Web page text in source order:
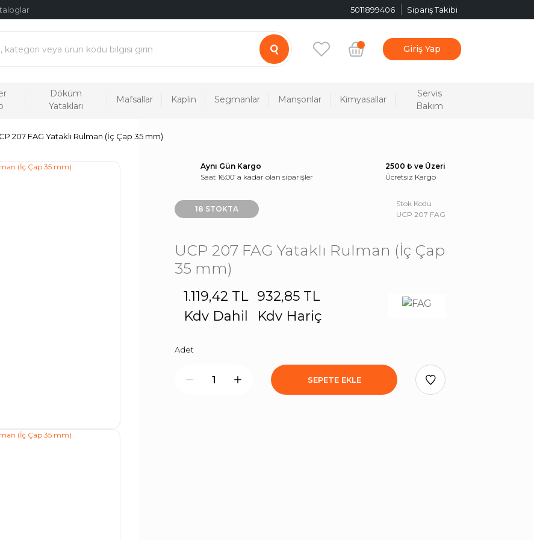
5011899406 Sipariş Takibi
Giriş Yap
Döküm
Yatakları
Mafsallar Kaplin Segmanlar Manşonlar Kimyasallar
Servis
Bakım
207 FAG Yataklı Rulman (İç Çap 35 mm)
Aynı Gün Kargo
Saat 16:00’ a kadar olan siparişler
2500 ₺ ve Üzeri
Ücretsiz Kargo
18 STOKTA
Stok Kodu
UCP 207 FAG
UCP 207 FAG Yataklı Rulman (İç Çap
35 mm)
1.119,42 TL
Kdv Dahil
932,85 TL
Kdv Hariç
Adet
SEPETE EKLE